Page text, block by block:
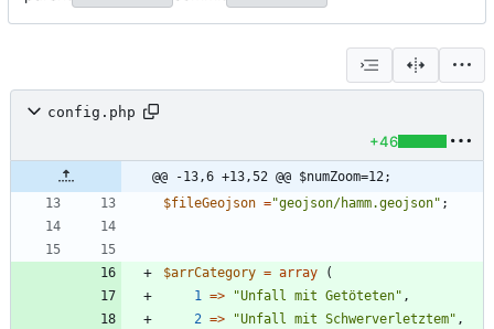
config.php
+46
@@ -13,6 +13,52 @@ $numZoom=12;
$fileGeojson ="geojson/hamm.geojson" ;
$arrCategory = array
(
1 => "Unfall mit Getöteten" ,
2 => "Unfall mit Schwerverletztem" ,